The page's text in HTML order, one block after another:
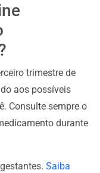
trimestre de
aos possíveis
Consulte sempre o
durante
Saiba